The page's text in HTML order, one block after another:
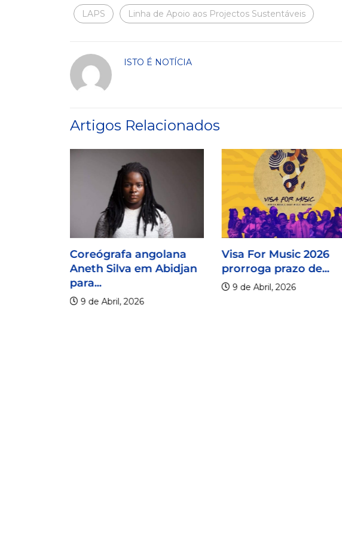
LAPS Linha de Apoio aos Projectos Sustentáveis
ISTO É NOTÍCIA
Artigos Relacionados
Coreógrafa angolana
Aneth Silva em Abidjan
para...
9 de Abril, 2026
Visa For Music 2026
prorroga prazo de...
9 de Abril, 2026